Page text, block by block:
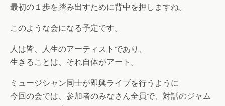
最初の１歩を踏み出すために背中を押しますね。
このような会になる予定です。
人は皆、人生のアーティストであり、
生きることは、それ自体がアート。
ミュージシャン同士が即興ライブを行うように
今回の会では、参加者のみなさん全員で、対話のジャム